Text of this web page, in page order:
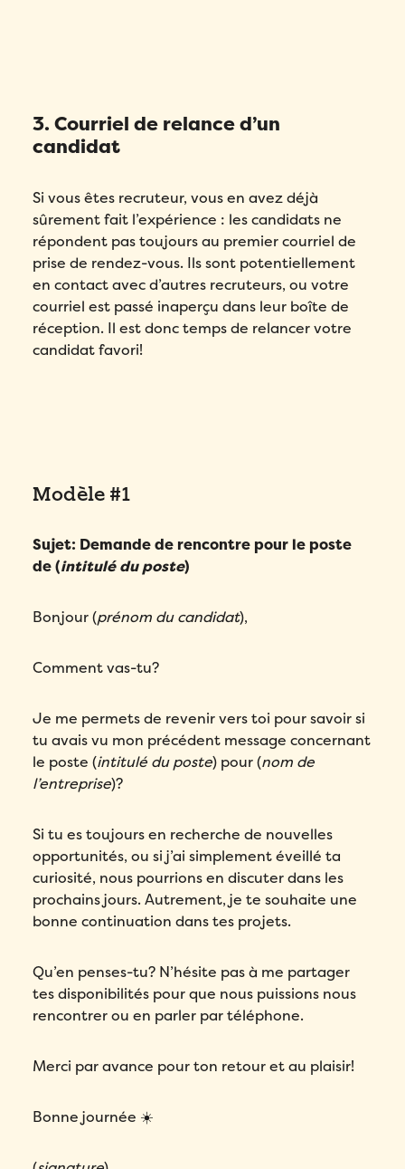
3. Courriel de relance d’un
candidat
Si vous êtes recruteur, vous en avez déjà
sûrement fait l’expérience : les candidats ne
répondent pas toujours au premier courriel de
prise de rendez-vous. Ils sont potentiellement
en contact avec d’autres recruteurs, ou votre
courriel est passé inaperçu dans leur boîte de
réception. Il est donc temps de relancer votre
candidat favori!
Modèle #1
Sujet: Demande de rencontre pour le poste
de (intitulé du poste)
Bonjour (prénom du candidat),
Comment vas-tu?
Je me permets de revenir vers toi pour savoir si
tu avais vu mon précédent message concernant
le poste (intitulé du poste) pour (nom de
l’entreprise)?
Si tu es toujours en recherche de nouvelles
opportunités, ou si j’ai simplement éveillé ta
curiosité, nous pourrions en discuter dans les
prochains jours. Autrement, je te souhaite une
bonne continuation dans tes projets.
Qu’en penses-tu? N’hésite pas à me partager
tes disponibilités pour que nous puissions nous
rencontrer ou en parler par téléphone.
Merci par avance pour ton retour et au plaisir!
Bonne journée ☀️
Remplissez ce formulaire pour réserver
votre démo personnalisée!
Prénom *
Nom
Téléphone *
Remplissez ce formulaire pour réserver
votre place!
Email *
Nom
Remplissez le formulaire ci-dessous
pour obtenir votre audit personnalisé!
Prénom *